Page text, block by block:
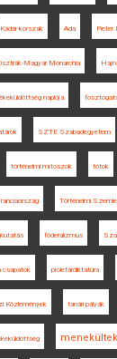
Kádár-korszak Ada Pieter
Magyar Monarchia
naplója
SZTE Szabadegyetem
történelmi mítoszok tótok
Történelmi Szemle
föderalizmus
csapatok proletárdiktatúra
Közlemények tanári pályák
menekültek